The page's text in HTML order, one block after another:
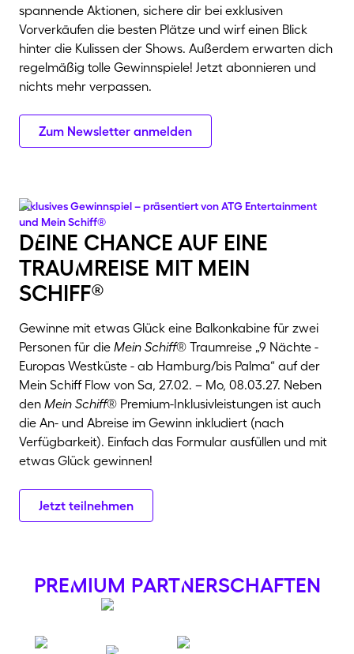
spannende Aktionen, sichere dir bei exklusiven
Vorverkäufen die besten Plätze und wirf einen Blick
hinter die Kulissen der Shows. Außerdem erwarten dich
regelmäßig tolle Gewinnspiele! Jetzt abonnieren und
nichts mehr verpassen.
Zum Newsletter anmelden
dEine chance auf eine
trauMreise mit mein
schiff®
Exklusives Gewinnspiel – präsentiert von ATG Entertainment
und Mein Schiff®
Gewinne mit etwas Glück eine Balkonkabine für zwei
Personen für die Mein Schiff® Traumreise „9 Nächte -
Europas Westküste - ab Hamburg/bis Palma“ auf der
Mein Schiff Flow von Sa, 27.02. – Mo, 08.03.27. Neben
den Mein Schiff® Premium-Inklusivleistungen ist auch
die An- und Abreise im Gewinn inkludiert (nach
Verfügbarkeit). Einfach das Formular ausfüllen und mit
etwas Glück gewinnen!
Jetzt teilnehmen
preMium partNerschaften